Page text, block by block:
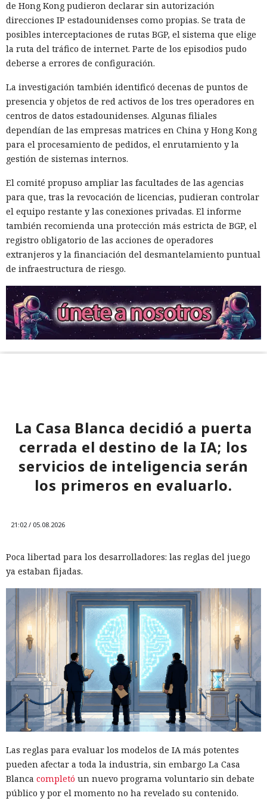
de Hong Kong pudieron declarar sin autorización
direcciones IP estadounidenses como propias. Se trata de
posibles interceptaciones de rutas BGP, el sistema que elige
la ruta del tráfico de internet. Parte de los episodios pudo
deberse a errores de configuración.
La investigación también identificó decenas de puntos de
presencia y objetos de red activos de los tres operadores en
centros de datos estadounidenses. Algunas filiales
dependían de las empresas matrices en China y Hong Kong
para el procesamiento de pedidos, el enrutamiento y la
gestión de sistemas internos.
El comité propuso ampliar las facultades de las agencias
para que, tras la revocación de licencias, pudieran controlar
el equipo restante y las conexiones privadas. El informe
también recomienda una protección más estricta de BGP, el
registro obligatorio de las acciones de operadores
extranjeros y la financiación del desmantelamiento puntual
de infraestructura de riesgo.
La Casa Blanca decidió a puerta
cerrada el destino de la IA; los
servicios de inteligencia serán
los primeros en evaluarlo.
21:02 / 05.08.2026
Poca libertad para los desarrolladores: las reglas del juego
ya estaban fijadas.
Las reglas para evaluar los modelos de IA más potentes
pueden afectar a toda la industria, sin embargo La Casa
Blanca completó un nuevo programa voluntario sin debate
público y por el momento no ha revelado su contenido.